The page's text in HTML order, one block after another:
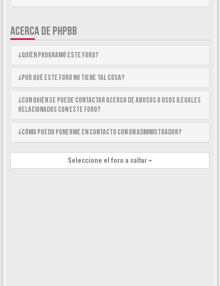
ACERCA DE PHPBB
¿Quién programó este foro?
¿Por qué este foro no tiene tal cosa?
¿Con quién se puede contactar acerca de abusos o usos ilegales
relacionados con este foro?
¿Cómo puedo ponerme en contacto con un Administrador?
Seleccione el foro a saltar